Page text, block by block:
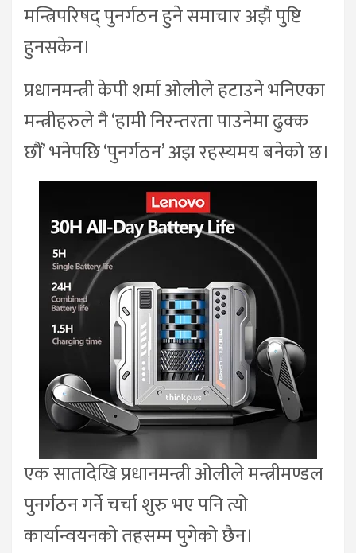
मन्त्रिपरिषद् पुनर्गठन हुने समाचार अझै पुष्टि
हुनसकेन।
प्रधानमन्त्री केपी शर्मा ओलीले हटाउने भनिएका
मन्त्रीहरुले नै ‘हामी निरन्तरता पाउनेमा ढुक्क
छौं’ भनेपछि ‘पुनर्गठन’ अझ रहस्यमय बनेको छ।
एक सातादेखि प्रधानमन्त्री ओलीले मन्त्रीमण्डल
पुनर्गठन गर्ने चर्चा शुरु भए पनि त्यो
कार्यान्वयनको तहसम्म पुगेको छैन।